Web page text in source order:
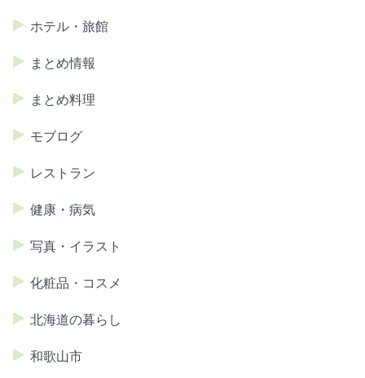
ホテル・旅館
まとめ情報
まとめ料理
モブログ
レストラン
健康・病気
写真・イラスト
化粧品・コスメ
北海道の暮らし
和歌山市